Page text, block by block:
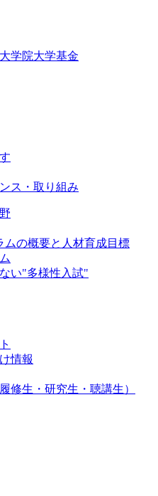
学院大学基金
ス・取り組み
ムの概要と人材育成目標
い"多様性入試"
情報
修生・研究生・聴講生）